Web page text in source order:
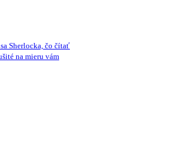
Sherlocka, čo čítať
na mieru vám